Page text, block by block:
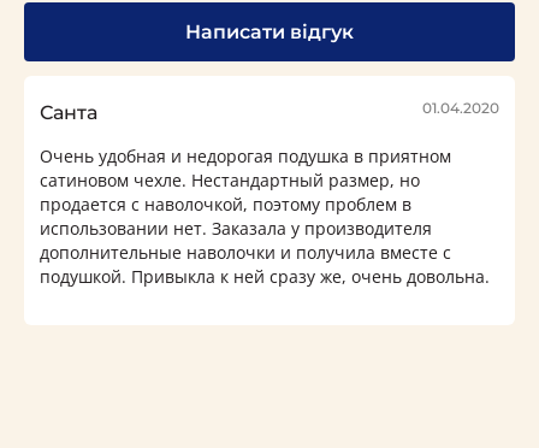
Написати відгук
Санта 01.04.2020
Очень удобная и недорогая подушка в приятном
сатиновом чехле. Нестандартный размер, но
продается с наволочкой, поэтому проблем в
использовании нет. Заказала у производителя
дополнительные наволочки и получила вместе с
подушкой. Привыкла к ней сразу же, очень довольна.